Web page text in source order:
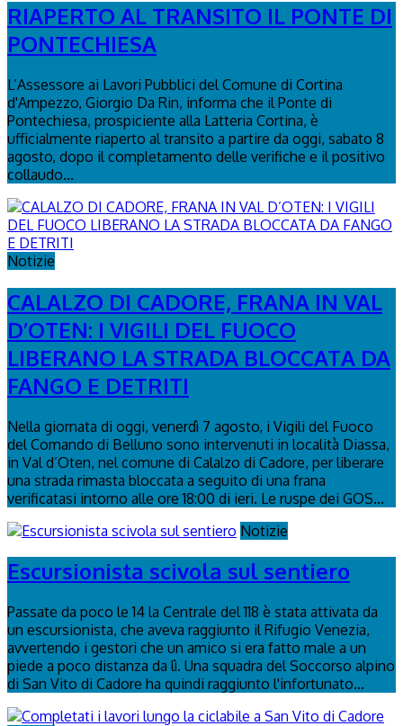
RIAPERTO AL TRANSITO IL PONTE DI
PONTECHIESA
L’Assessore ai Lavori Pubblici del Comune di Cortina
d'Ampezzo, Giorgio Da Rin, informa che il Ponte di
Pontechiesa, prospiciente alla Latteria Cortina, è
ufficialmente riaperto al transito a partire da oggi, sabato 8
agosto, dopo il completamento delle verifiche e il positivo
collaudo...
Notizie
CALALZO DI CADORE, FRANA IN VAL
D’OTEN: I VIGILI DEL FUOCO
LIBERANO LA STRADA BLOCCATA DA
FANGO E DETRITI
Nella giornata di oggi, venerdì 7 agosto, i Vigili del Fuoco
del Comando di Belluno sono intervenuti in località Diassa,
in Val d’Oten, nel comune di Calalzo di Cadore, per liberare
una strada rimasta bloccata a seguito di una frana
verificatasi intorno alle ore 18:00 di ieri. Le ruspe dei GOS...
Notizie
Escursionista scivola sul sentiero
Passate da poco le 14 la Centrale del 118 è stata attivata da
un escursionista, che aveva raggiunto il Rifugio Venezia,
avvertendo i gestori che un amico si era fatto male a un
piede a poco distanza da lì. Una squadra del Soccorso alpino
di San Vito di Cadore ha quindi raggiunto l'infortunato...